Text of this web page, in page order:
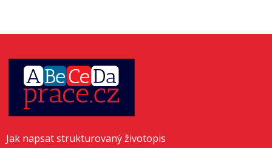
Jak napsat strukturovaný životopis